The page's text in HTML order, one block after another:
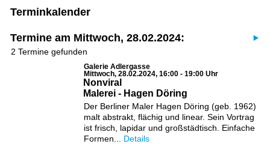
Terminkalender
Termine am Mittwoch, 28.02.2024:
2 Termine gefunden
Galerie Adlergasse
Mittwoch, 28.02.2024, 16:00 - 19:00 Uhr
Nonviral
Malerei - Hagen Döring
Der Berliner Maler Hagen Döring (geb. 1962)
malt abstrakt, flächig und linear. Sein Vortrag
ist frisch, lapidar und großstädtisch. Einfache
Formen... Details